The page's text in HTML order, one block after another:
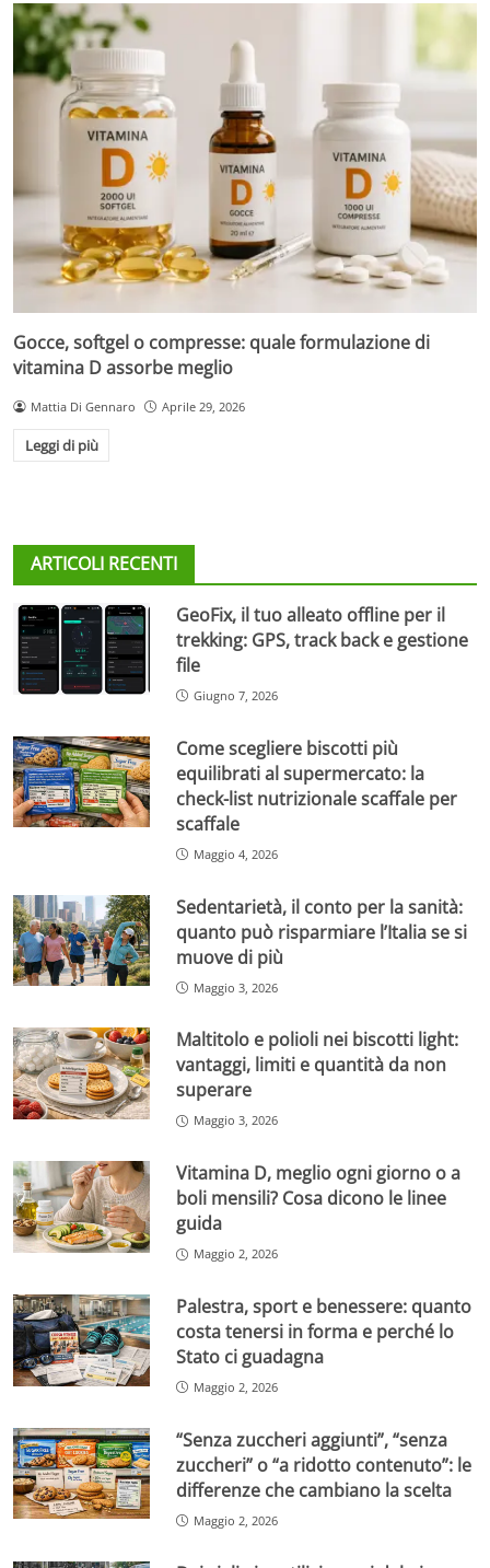
Gocce, softgel o compresse: quale formulazione di
vitamina D assorbe meglio
Mattia Di Gennaro Aprile 29, 2026
Leggi di più
ARTICOLI RECENTI
GeoFix, il tuo alleato offline per il
trekking: GPS, track back e gestione
file
Giugno 7, 2026
Come scegliere biscotti più
equilibrati al supermercato: la
check-list nutrizionale scaffale per
scaffale
Maggio 4, 2026
Sedentarietà, il conto per la sanità:
quanto può risparmiare l’Italia se si
muove di più
Maggio 3, 2026
Maltitolo e polioli nei biscotti light:
vantaggi, limiti e quantità da non
superare
Maggio 3, 2026
Vitamina D, meglio ogni giorno o a
boli mensili? Cosa dicono le linee
guida
Maggio 2, 2026
Palestra, sport e benessere: quanto
costa tenersi in forma e perché lo
Stato ci guadagna
Maggio 2, 2026
“Senza zuccheri aggiunti”, “senza
zuccheri” o “a ridotto contenuto”: le
differenze che cambiano la scelta
Maggio 2, 2026